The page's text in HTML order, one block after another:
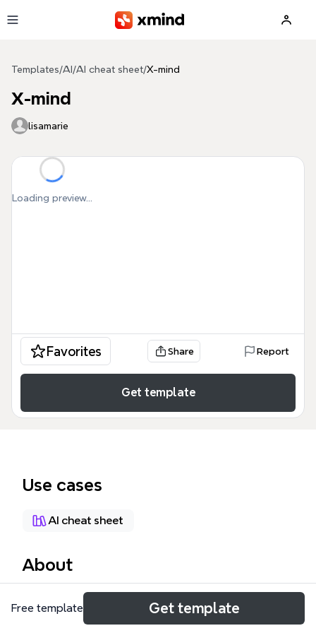
Templates/AI /AI cheat sheet/X-mind
X-mind
lisamarie
Loading preview...
Favorites Share Report
Get template
Use cases
AI cheat sheet
About
Das X-mind Mindmap-Template bietet eine
strukturierte Einführung in das gleichnamige Open-
Free template Get template